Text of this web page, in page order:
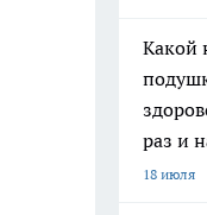
Какой
раз и
18 июля